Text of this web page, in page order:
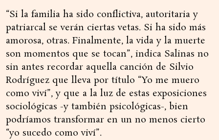
“Si la familia ha sido conflictiva, autoritaria y
patriarcal se verán ciertas vetas. Si ha sido más
amorosa, otras. Finalmente, la vida y la muerte
son momentos que se tocan”, indica Salinas no
sin antes recordar aquella canción de Silvio
Rodríguez que lleva por título “Yo me muero
como viví”, y que a la luz de estas exposiciones
sociológicas -y también psicológicas-, bien
podríamos transformar en un no menos cierto
“yo sucedo como viví”.